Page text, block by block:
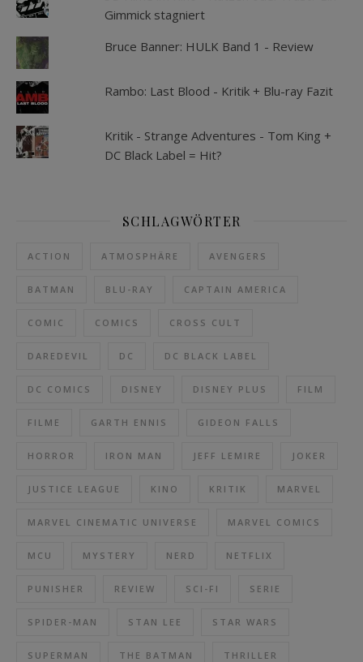
Gimmick stagniert
Bruce Banner: HULK Band 1 - Review
Rambo: Last Blood - Kritik + Blu-ray Fazit
Kritik - Strange Adventures - Tom King +
DC Black Label = Hit?
SCHLAGWÖRTER
ACTION ATMOSPHÄRE AVENGERS
BATMAN BLU-RAY CAPTAIN AMERICA
COMIC COMICS CROSS CULT
DAREDEVIL DC DC BLACK LABEL
DC COMICS DISNEY DISNEY PLUS FILM
FILME GARTH ENNIS GIDEON FALLS
HORROR IRON MAN JEFF LEMIRE JOKER
JUSTICE LEAGUE KINO KRITIK MARVEL
MARVEL CINEMATIC UNIVERSE MARVEL COMICS
MCU MYSTERY NERD NETFLIX
PUNISHER REVIEW SCI-FI SERIE
SPIDER-MAN STAN LEE STAR WARS
SUPERMAN THE BATMAN THRILLER